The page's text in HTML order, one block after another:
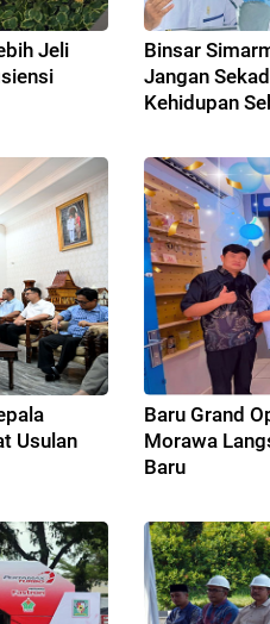
Jeli
Binsar
Jangan
Kehidupan
Usulan
Baru Grand
Morawa
Baru